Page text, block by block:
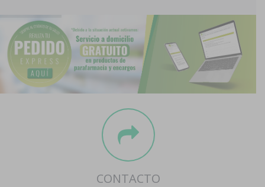
Pedidos express
Blog
Contacto
Boletín
CONTACTO